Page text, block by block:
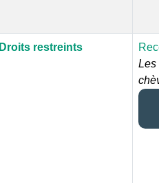
Droits restreints
Les